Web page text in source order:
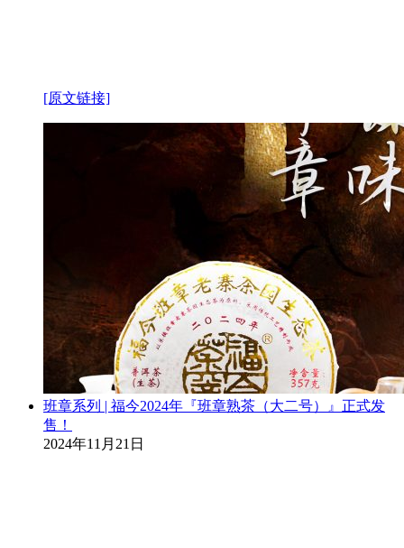
[原文链接]
班章系列 | 福今2024年『班章熟茶（大二号）』正式发
售！
2024年11月21日